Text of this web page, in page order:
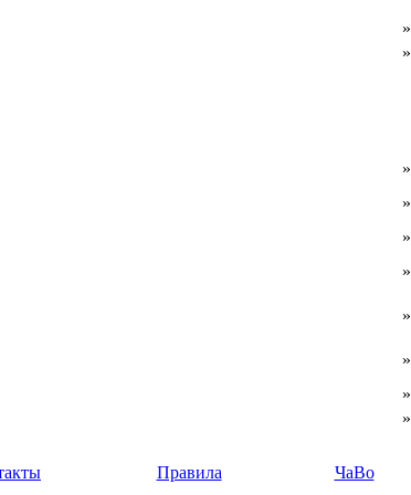
»
»
»
»
»
»
»
»
»
»
Правила ЧаВо